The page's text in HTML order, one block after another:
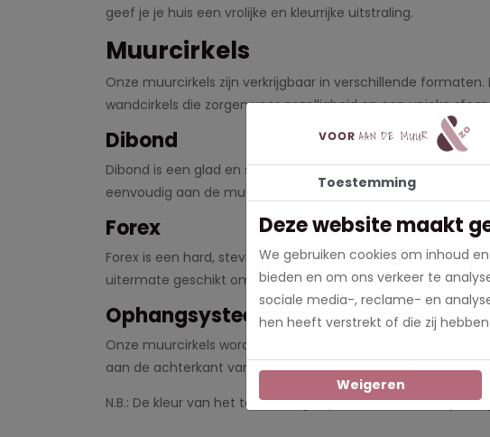
geef je je huis een vrolijke en kleurrijke uitstraling.
Muurcirkels
Onze muurcirkels zijn verkrijgbaar in verschillende
wandcirkels die zorgen voor gezelligheid en een unieke
Dibond
Dibond is een glad en stevige plaat. Dankzij de speciale
eenvoudig aan de muur te monteren met het bijgeleverde
Forex
Forex is een hard, stevig en toch licht materiaal. Het is
uitermate geschikt om te beprinten. Ook Forex is heel
Ophangsysteem
Onze muurcirkels worden geleverd inclusief
aan de achterkant van de cirkel, laat dit 24 uur rustig en
N.B.: De kleur van het te ontvangen product kan lichtelijk
Toestemming
Deze website maakt
We gebruiken cookies om inhoud
bieden en om ons verkeer te
sociale media-, reclame- en
hen heeft verstrekt of die zij
Weigeren